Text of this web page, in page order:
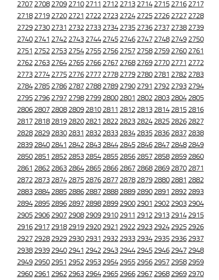
2707 2708 2709 2710 2711 2712 2713 2714 2715 2716 2717
2718 2719 2720 2721 2722 2723 2724 2725 2726 2727 2728
2729 2730 2731 2732 2733 2734 2735 2736 2737 2738 2739
2740 2741 2742 2743 2744 2745 2746 2747 2748 2749 2750
2751 2752 2753 2754 2755 2756 2757 2758 2759 2760 2761
2762 2763 2764 2765 2766 2767 2768 2769 2770 2771 2772
2773 2774 2775 2776 2777 2778 2779 2780 2781 2782 2783
2784 2785 2786 2787 2788 2789 2790 2791 2792 2793 2794
2795 2796 2797 2798 2799 2800 2801 2802 2803 2804 2805
2806 2807 2808 2809 2810 2811 2812 2813 2814 2815 2816
2817 2818 2819 2820 2821 2822 2823 2824 2825 2826 2827
2828 2829 2830 2831 2832 2833 2834 2835 2836 2837 2838
2839 2840 2841 2842 2843 2844 2845 2846 2847 2848 2849
2850 2851 2852 2853 2854 2855 2856 2857 2858 2859 2860
2861 2862 2863 2864 2865 2866 2867 2868 2869 2870 2871
2872 2873 2874 2875 2876 2877 2878 2879 2880 2881 2882
2883 2884 2885 2886 2887 2888 2889 2890 2891 2892 2893
2894 2895 2896 2897 2898 2899 2900 2901 2902 2903 2904
2905 2906 2907 2908 2909 2910 2911 2912 2913 2914 2915
2916 2917 2918 2919 2920 2921 2922 2923 2924 2925 2926
2927 2928 2929 2930 2931 2932 2933 2934 2935 2936 2937
2938 2939 2940 2941 2942 2943 2944 2945 2946 2947 2948
2949 2950 2951 2952 2953 2954 2955 2956 2957 2958 2959
2960 2961 2962 2963 2964 2965 2966 2967 2968 2969 2970